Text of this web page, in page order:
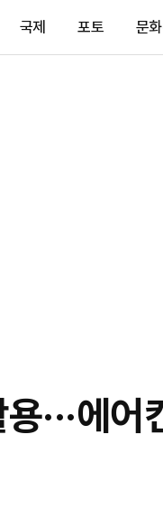
국제 포토 문화
에어